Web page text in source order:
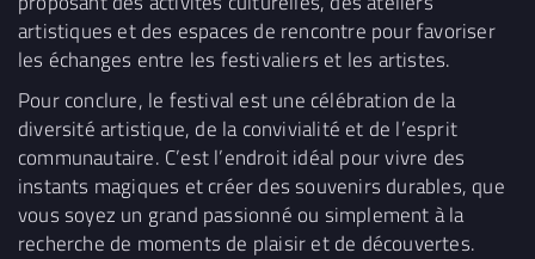
artistiques et des espaces de rencontre pour favoriser
les échanges entre les festivaliers et les artistes.
Pour conclure, le festival est une célébration de la
diversité artistique, de la convivialité et de l’esprit
communautaire. C’est l’endroit idéal pour vivre des
instants magiques et créer des souvenirs durables, que
vous soyez un grand passionné ou simplement à la
recherche de moments de plaisir et de découvertes.